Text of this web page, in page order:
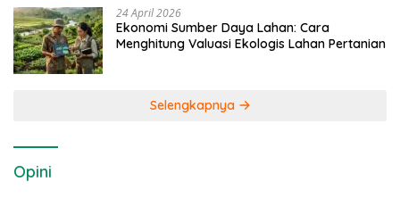
24 April 2026
Ekonomi Sumber Daya Lahan: Cara
Menghitung Valuasi Ekologis Lahan Pertanian
Selengkapnya
Opini